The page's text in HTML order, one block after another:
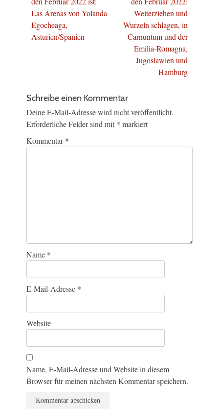
Las Arenas von Yolanda
Egocheaga,
Asturien/Spanien
Weiterziehen und
Wurzeln schlagen, in
Carnuntum und der
Emilia-Romagna,
Jugoslawien und
Hamburg
Schreibe einen Kommentar
Deine E-Mail-Adresse wird nicht veröffentlicht.
Erforderliche Felder sind mit * markiert
Kommentar*
Name *
E-Mail-Adresse *
Website
Name, E-Mail-Adresse und Website in diesem
Browser für meinen nächsten Kommentar speichern.